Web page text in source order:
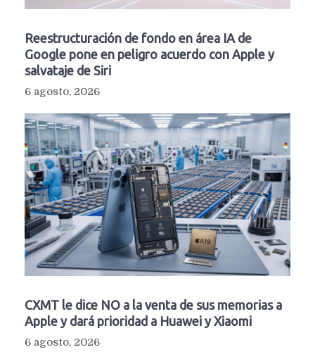
Reestructuración de fondo en área IA de
Google pone en peligro acuerdo con Apple y
salvataje de Siri
6 agosto, 2026
CXMT le dice NO a la venta de sus memorias a
Apple y dará prioridad a Huawei y Xiaomi
6 agosto, 2026